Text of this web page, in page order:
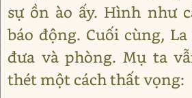
sự ồn ào ấy. Hình như
báo động. Cuối cùng,
đưa và phòng. Mụ ta
thét một cách thất vọng: